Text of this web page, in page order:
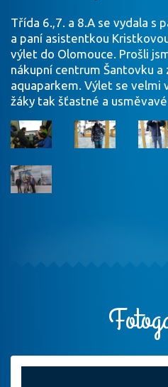
Třída 6.,7. a 8.A se vydala s
a paní asistentkou
výlet do Olomouce. Prošli
nákupní centrum Šantovku
aquaparkem. Výlet se velmi
žáky tak šťastné a